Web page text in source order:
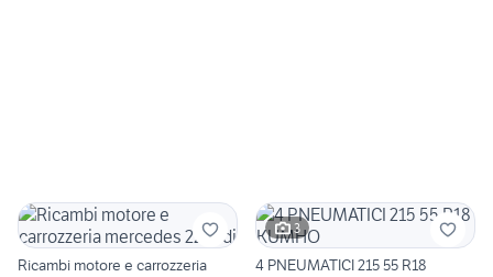
Ricambi motore e carrozzeria
3
4 PNEUMATICI 215 55 R18